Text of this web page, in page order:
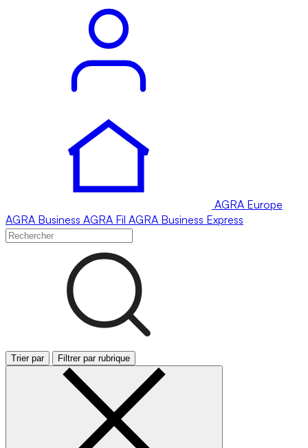
AGRA Europe
AGRA Business AGRA Fil AGRA Business Express
Trier par Filtrer par rubrique